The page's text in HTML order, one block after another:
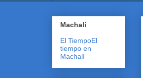
Machalí
El TiempoEl
tiempo en
Machalí